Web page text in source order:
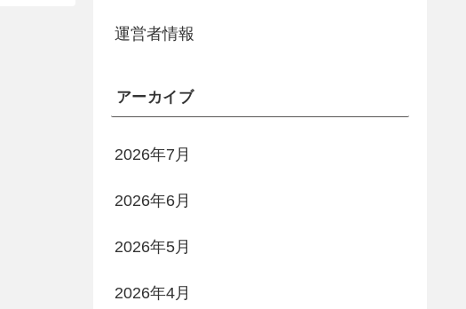
運営者情報
アーカイブ
2026年7月
2026年6月
2026年5月
2026年4月